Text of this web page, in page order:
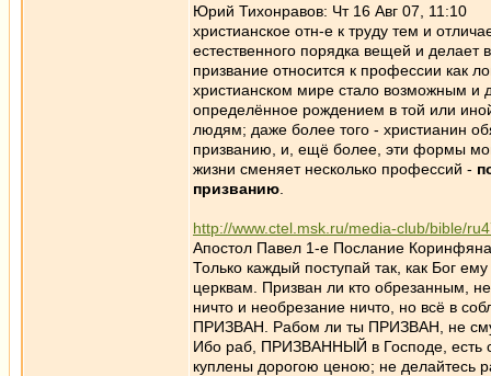
Юрий Тихонравов: Чт 16 Авг 07, 11:10
христианское отн-е к труду тем и
естественного порядка вещей и
призвание относится к профессии как
христианском мире стало возможным и
определённое рождением в той или
людям; даже более того - христианин
призванию, и, ещё более, эти формы
жизни сменяет несколько профессий -
призванию
http://www.ctel.msk.ru/media-club/bible/
Апостол Павел 1-е Послание
Только каждый поступай так, как Бог
церквам. Призван ли кто обрезанным,
ничто и необрезание ничто, но всё в
ПРИЗВАН. Рабом ли ты ПРИЗВАН, не
Ибо раб, ПРИЗВАННЫЙ в Господе, есть
куплены дорогою ценою; не делайтесь